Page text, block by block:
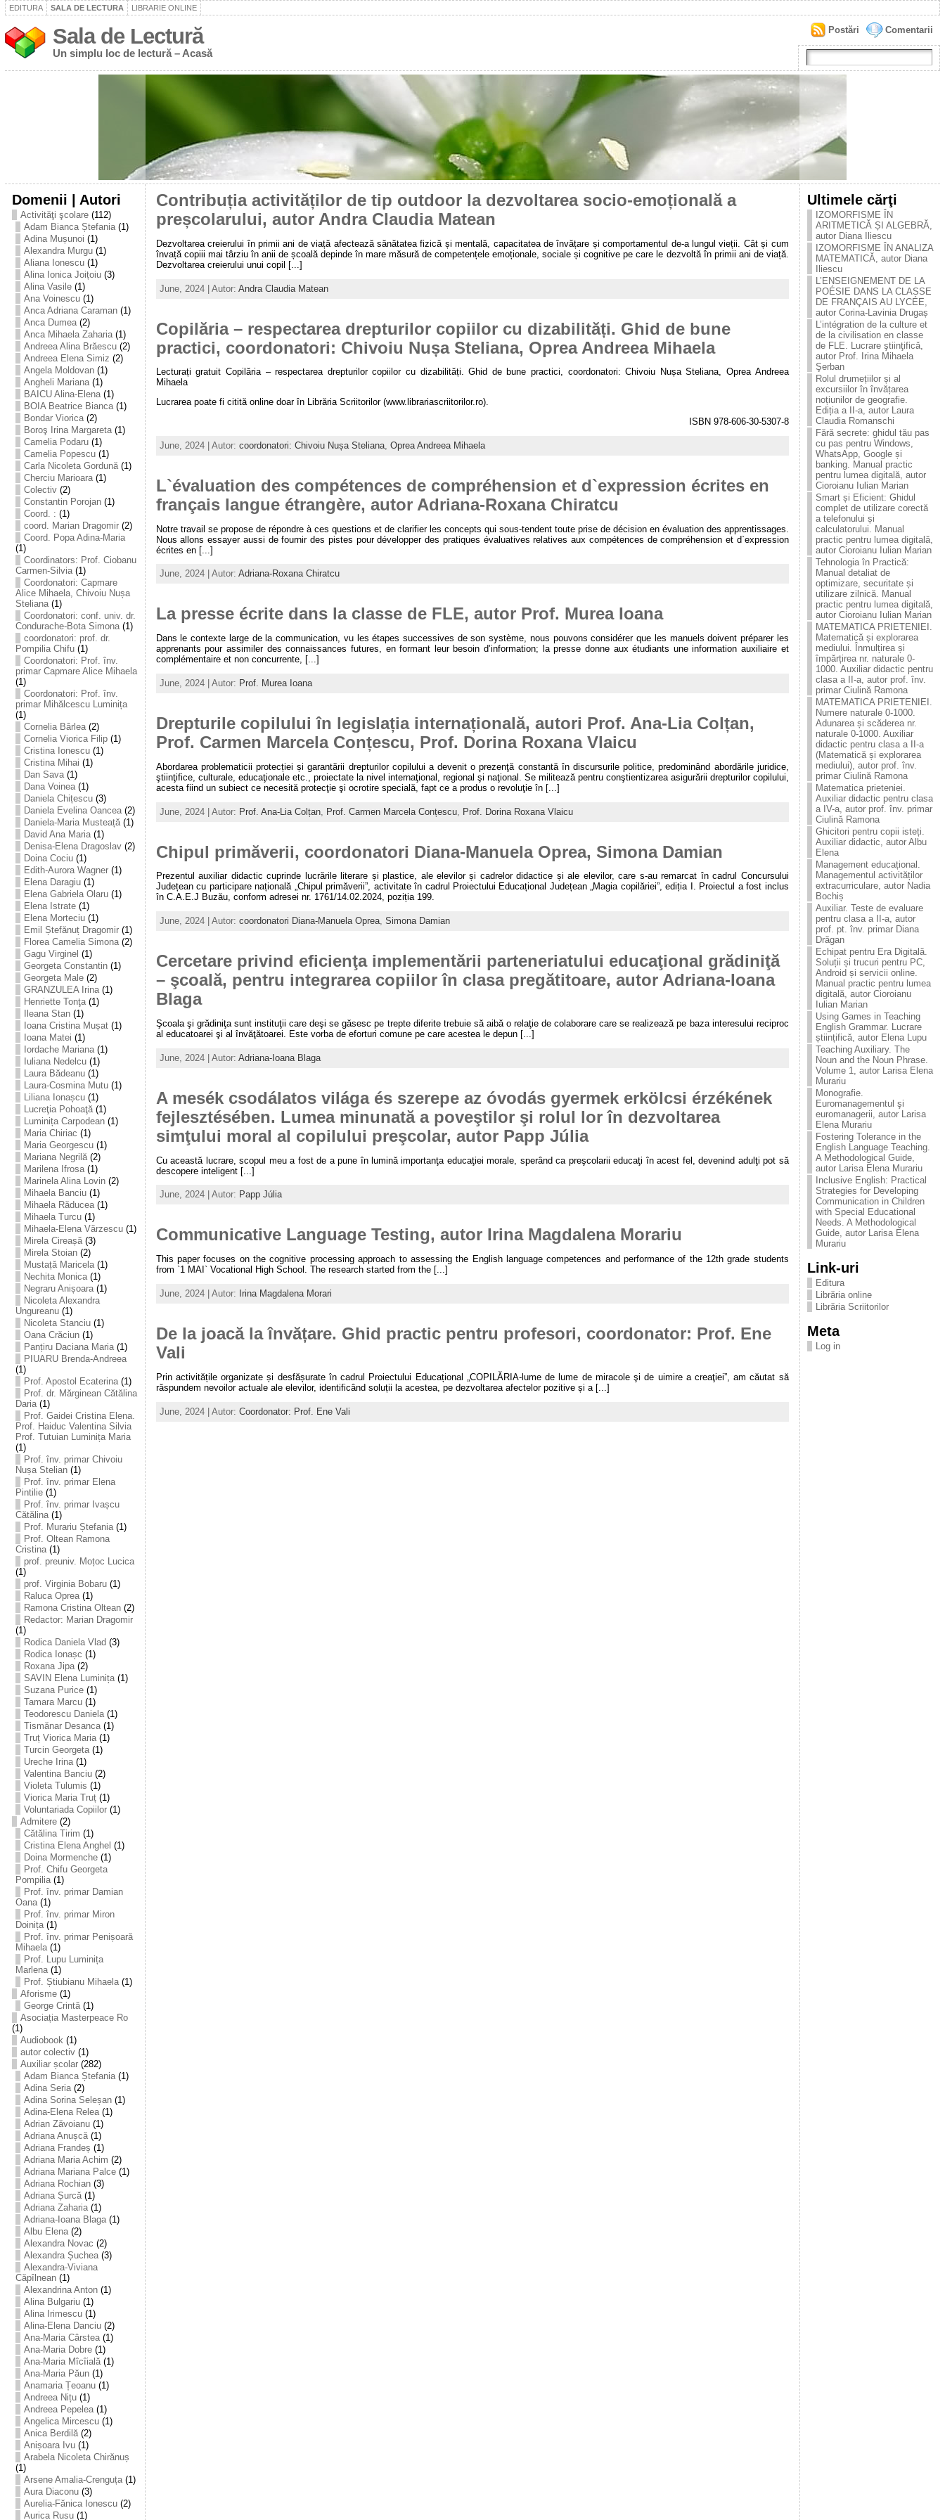
EDITURA SALA DE LECTURA LIBRARIE ONLINE
Sala de Lectură
Un simplu loc de lectură – Acasă
Comentarii
Postări
Domenii | Autori
Activităţi şcolare(112)
Adam Bianca Ștefania(1)
Adina Mușunoi (1)
Alexandra Murgu(1)
Aliana Ionescu(1)
Alina Ionica Joițoiu(3)
Alina Vasile(1)
Ana Voinescu(1)
Anca Adriana Caraman(1)
Anca Dumea(2)
Anca Mihaela Zaharia(1)
Andreea Alina Brăescu(2)
Andreea Elena Simiz (2)
Angela Moldovan(1)
Angheli Mariana(1)
BAICU Alina-Elena(1)
BOIA Beatrice Bianca(1)
Bondar Viorica(2)
Boroş Irina Margareta(1)
Camelia Podaru(1)
Camelia Popescu(1)
Carla Nicoleta Gordună(1)
Cherciu Marioara(1)
Colectiv(2)
Constantin Porojan(1)
Coord. : (1)
coord. Marian Dragomir(2)
Coord. Popa Adina-Maria
(1)
Coordinators: Prof. Ciobanu
Carmen-Silvia(1)
Coordonatori: Capmare
Alice Mihaela, Chivoiu Nușa
Steliana(1)
Coordonatori: conf. univ. dr.
Condurache-Bota Simona(1)
coordonatori: prof. dr.
Pompilia Chifu(1)
Coordonatori: Prof. înv.
primar Capmare Alice Mihaela
(1)
Coordonatori: Prof. înv.
primar Mihălcescu Luminița
(1)
Cornelia Bârlea(2)
Cornelia Viorica Filip(1)
Cristina Ionescu(1)
Cristina Mihai (1)
Dan Sava(1)
Dana Voinea(1)
Daniela Chițescu(3)
Daniela Evelina Oancea(2)
Daniela-Maria Musteață(1)
David Ana Maria(1)
Denisa-Elena Dragoslav(2)
Doina Cociu(1)
Edith-Aurora Wagner(1)
Elena Daragiu(1)
Elena Gabriela Olaru(1)
Elena Istrate(1)
Elena Morteciu(1)
Emil Ștefănuț Dragomir(1)
Florea Camelia Simona(2)
Gagu Virginel (1)
Georgeta Constantin(1)
Georgeta Male(2)
GRANZULEA Irina(1)
Henriette Tonţa(1)
Ileana Stan(1)
Ioana Cristina Mușat(1)
Ioana Matei (1)
Iordache Mariana(1)
Iuliana Nedelcu(1)
Laura Bădeanu(1)
Laura-Cosmina Mutu(1)
Liliana Ionașcu(1)
Lucreţia Pohoaţă(1)
Luminița Carpodean(1)
Maria Chiriac (1)
Maria Georgescu(1)
Mariana Negrilă(2)
Marilena Ifrosa(1)
Marinela Alina Lovin(2)
Mihaela Banciu(1)
Mihaela Răducea(1)
Mihaela Turcu(1)
Mihaela-Elena Vărzescu(1)
Mirela Cireașă(3)
Mirela Stoian(2)
Mustață Maricela(1)
Nechita Monica(1)
Negraru Anișoara(1)
Nicoleta Alexandra
Ungureanu(1)
Nicoleta Stanciu(1)
Oana Crăciun(1)
Panțiru Daciana Maria(1)
PIUARU Brenda-Andreea
(1)
Prof. Apostol Ecaterina(1)
Prof. dr. Mărginean Cătălina
Daria(1)
Prof. Gaidei Cristina Elena.
Prof. Haiduc Valentina Silvia
Prof. Tutuian Luminița Maria
(1)
Prof. înv. primar Chivoiu
Nușa Stelian(1)
Prof. înv. primar Elena
Pintilie(1)
Prof. înv. primar Ivașcu
Cătălina(1)
Prof. Murariu Ștefania(1)
Prof. Oltean Ramona
Cristina(1)
prof. preuniv. Moțoc Lucica
(1)
prof. Virginia Bobaru(1)
Raluca Oprea(1)
Ramona Cristina Oltean(2)
Redactor: Marian Dragomir
(1)
Rodica Daniela Vlad (3)
Rodica Ionașc (1)
Roxana Jipa(2)
SAVIN Elena Luminița(1)
Suzana Purice(1)
Tamara Marcu(1)
Teodorescu Daniela(1)
Tismănar Desanca(1)
Truț Viorica Maria(1)
Turcin Georgeta(1)
Ureche Irina(1)
Valentina Banciu(2)
Violeta Tulumis (1)
Viorica Maria Truț(1)
Voluntariada Copiilor(1)
Admitere(2)
Cătălina Tirim (1)
Cristina Elena Anghel (1)
Doina Mormenche(1)
Prof. Chifu Georgeta
Pompilia(1)
Prof. înv. primar Damian
Oana(1)
Prof. înv. primar Miron
Doinița(1)
Prof. înv. primar Penișoară
Mihaela(1)
Prof. Lupu Luminița
Marlena(1)
Prof. Știubianu Mihaela(1)
Aforisme(1)
George Crintă(1)
Asociația Masterpeace Ro
(1)
Audiobook(1)
autor colectiv(1)
Auxiliar școlar(282)
Adam Bianca Ștefania(1)
Adina Seria(2)
Adina Sorina Seleșan(1)
Adina-Elena Relea(1)
Adrian Zăvoianu(1)
Adriana Anușcă(1)
Adriana Frandeș (1)
Adriana Maria Achim (2)
Adriana Mariana Palce(1)
Adriana Rochian(3)
Adriana Șurcă(1)
Adriana Zaharia(1)
Adriana-Ioana Blaga(1)
Albu Elena(2)
Alexandra Novac (2)
Alexandra Șuchea(3)
Alexandra-Viviana
Căpîlnean(1)
Alexandrina Anton(1)
Alina Bulgariu(1)
Alina Irimescu(1)
Alina-Elena Danciu(2)
Ana-Maria Cârstea(1)
Ana-Maria Dobre(1)
Ana-Maria Mîcîială(1)
Ana-Maria Păun(1)
Anamaria Țeoanu(1)
Andreea Nițu(1)
Andreea Pepelea(1)
Angelica Mircescu(1)
Anica Berdilă(2)
Anișoara Ivu(1)
Arabela Nicoleta Chirănuș
(1)
Arsene Amalia-Crenguța(1)
Aura Diaconu(3)
Aurelia-Fănica Ionescu(2)
Aurica Rusu(1)
Contribuția activităților de tip outdoor la dezvoltarea socio-emoțională a
preșcolarului, autor Andra Claudia Matean
Dezvoltarea creierului în primii ani de viață afectează sănătatea fizică și mentală, capacitatea de învățare și comportamentul de-a lungul vieții. Cât și cum
învață copiii mai târziu în anii de școală depinde în mare măsură de competențele emoționale, sociale și cognitive pe care le dezvoltă în primii ani de viață.
Dezvoltarea creierului unui copil [...]
June, 2024 | Autor: Andra Claudia Matean
Copilăria – respectarea drepturilor copiilor cu dizabilități. Ghid de bune
practici, coordonatori: Chivoiu Nușa Steliana, Oprea Andreea Mihaela
Lecturați gratuit Copilăria – respectarea drepturilor copiilor cu dizabilități. Ghid de bune practici, coordonatori: Chivoiu Nușa Steliana, Oprea Andreea
Mihaela
Lucrarea poate fi citită online doar în Librăria Scriitorilor (www.librariascriitorilor.ro).
ISBN 978-606-30-5307-8
June, 2024 | Autor: coordonatori: Chivoiu Nușa Steliana, Oprea Andreea Mihaela
L`évaluation des compétences de compréhension et d`expression écrites en
français langue étrangère, autor Adriana-Roxana Chiratcu
Notre travail se propose de répondre à ces questions et de clarifier les concepts qui sous-tendent toute prise de décision en évaluation des apprentissages.
Nous allons essayer aussi de fournir des pistes pour développer des pratiques évaluatives relatives aux compétences de compréhension et d`expression
écrites en [...]
June, 2024 | Autor: Adriana-Roxana Chiratcu
La presse écrite dans la classe de FLE, autor Prof. Murea Ioana
Dans le contexte large de la communication, vu les étapes successives de son système, nous pouvons considérer que les manuels doivent préparer les
apprenants pour assimiler des connaissances futures, en formant leur besoin d’information; la presse donne aux étudiants une information auxiliaire et
complémentaire et non concurrente, [...]
June, 2024 | Autor: Prof. Murea Ioana
Drepturile copilului în legislația internațională, autori Prof. Ana-Lia Colțan,
Prof. Carmen Marcela Conțescu, Prof. Dorina Roxana Vlaicu
Abordarea problematicii protecției și garantării drepturilor copilului a devenit o prezenţă constantă în discursurile politice, predominând abordările juridice,
ştiinţifice, culturale, educaţionale etc., proiectate la nivel internaţional, regional şi naţional. Se militează pentru conştientizarea asigurării drepturilor copilului,
acesta fiind un subiect ce necesită protecţie şi ocrotire specială, fapt ce a produs o revoluţie în [...]
June, 2024 | Autor: Prof. Ana-Lia Colțan, Prof. Carmen Marcela Conțescu, Prof. Dorina Roxana Vlaicu
Chipul primăverii, coordonatori Diana-Manuela Oprea, Simona Damian
Prezentul auxiliar didactic cuprinde lucrările literare și plastice, ale elevilor și cadrelor didactice și ale elevilor, care s-au remarcat în cadrul Concursului
Județean cu participare națională „Chipul primăverii”, activitate în cadrul Proiectului Educațional Județean „Magia copilăriei”, ediția I. Proiectul a fost inclus
în C.A.E.J Buzău, conform adresei nr. 1761/14.02.2024, poziția 199.
June, 2024 | Autor: coordonatori Diana-Manuela Oprea, Simona Damian
Cercetare privind eficienţa implementării parteneriatului educaţional grădiniţă
– şcoală, pentru integrarea copiilor în clasa pregătitoare, autor Adriana-Ioana
Blaga
Şcoala şi grădiniţa sunt instituţii care deşi se găsesc pe trepte diferite trebuie să aibă o relaţie de colaborare care se realizează pe baza interesului reciproc
al educatoarei şi al învăţătoarei. Este vorba de eforturi comune pe care acestea le depun [...]
June, 2024 | Autor: Adriana-Ioana Blaga
A mesék csodálatos világa és szerepe az óvodás gyermek erkölcsi érzékének
fejlesztésében. Lumea minunată a poveştilor şi rolul lor în dezvoltarea
simţului moral al copilului preşcolar, autor Papp Júlia
Cu această lucrare, scopul meu a fost de a pune în lumină importanţa educaţiei morale, sperând ca preşcolarii educaţi în acest fel, devenind adulţi pot să
descopere inteligent [...]
June, 2024 | Autor: Papp Júlia
Communicative Language Testing, autor Irina Magdalena Morariu
This paper focuses on the cognitive processing approach to assessing the English language competences and performance of the 12th grade students
from `1 MAI` Vocational High School. The research started from the [...]
June, 2024 | Autor: Irina Magdalena Morari
De la joacă la învățare. Ghid practic pentru profesori, coordonator: Prof. Ene
Vali
Prin activitățile organizate și desfășurate în cadrul Proiectului Educațional „COPILĂRIA-lume de lume de miracole şi de uimire a creaţiei”, am căutat să
răspundem nevoilor actuale ale elevilor, identificând soluții la acestea, pe dezvoltarea afectelor pozitive și a [...]
June, 2024 | Autor: Coordonator: Prof. Ene Vali
Ultimele cărţi
IZOMORFISME ÎN
ARITMETICĂ ȘI ALGEBRĂ,
autor Diana Iliescu
IZOMORFISME ÎN ANALIZA
MATEMATICĂ, autor Diana
Iliescu
L’ENSEIGNEMENT DE LA
POÉSIE DANS LA CLASSE
DE FRANÇAIS AU LYCÉE,
autor Corina-Lavinia Drugaș
L’intégration de la culture et
de la civilisation en classe
de FLE. Lucrare ştiinţificǎ,
autor Prof. Irina Mihaela
Şerban
Rolul drumețiilor și al
excursiilor în învățarea
noțiunilor de geografie.
Ediția a II-a, autor Laura
Claudia Romanschi
Fără secrete: ghidul tău pas
cu pas pentru Windows,
WhatsApp, Google și
banking. Manual practic
pentru lumea digitală, autor
Cioroianu Iulian Marian
Smart și Eficient: Ghidul
complet de utilizare corectă
a telefonului și
calculatorului. Manual
practic pentru lumea digitală,
autor Cioroianu Iulian Marian
Tehnologia în Practică:
Manual detaliat de
optimizare, securitate și
utilizare zilnică. Manual
practic pentru lumea digitală,
autor Cioroianu Iulian Marian
MATEMATICA PRIETENIEI.
Matematică și explorarea
mediului. Înmulțirea și
împărțirea nr. naturale 0-
1000. Auxiliar didactic pentru
clasa a II-a, autor prof. înv.
primar Ciulină Ramona
MATEMATICA PRIETENIEI.
Numere naturale 0-1000.
Adunarea și scăderea nr.
naturale 0-1000. Auxiliar
didactic pentru clasa a II-a
(Matematică și explorarea
mediului), autor prof. înv.
primar Ciulină Ramona
Matematica prieteniei.
Auxiliar didactic pentru clasa
a IV-a, autor prof. înv. primar
Ciulină Ramona
Ghicitori pentru copii isteți.
Auxiliar didactic, autor Albu
Elena
Management educațional.
Managementul activităților
extracurriculare, autor Nadia
Bochiș
Auxiliar. Teste de evaluare
pentru clasa a II-a, autor
prof. pt. înv. primar Diana
Drăgan
Echipat pentru Era Digitală.
Soluții și trucuri pentru PC,
Android și servicii online.
Manual practic pentru lumea
digitală, autor Cioroianu
Iulian Marian
Using Games in Teaching
English Grammar. Lucrare
științifică, autor Elena Lupu
Teaching Auxiliary. The
Noun and the Noun Phrase.
Volume 1, autor Larisa Elena
Murariu
Monografie.
Euromanagementul şi
euromanagerii, autor Larisa
Elena Murariu
Fostering Tolerance in the
English Language Teaching.
A Methodological Guide,
autor Larisa Elena Murariu
Inclusive English: Practical
Strategies for Developing
Communication in Children
with Special Educational
Needs. A Methodological
Guide, autor Larisa Elena
Murariu
Link-uri
Editura
Librăria online
Librăria Scriitorilor
Meta
Log in